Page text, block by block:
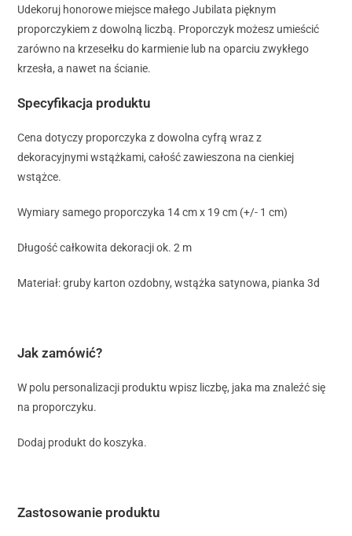
Udekoruj honorowe miejsce małego Jubilata pięknym
proporczykiem z dowolną liczbą. Proporczyk możesz umieścić
zarówno na krzesełku do karmienie lub na oparciu zwykłego
krzesła, a nawet na ścianie.
Specyfikacja produktu
Cena dotyczy proporczyka z dowolna cyfrą wraz z
dekoracyjnymi wstążkami, całość zawieszona na cienkiej
wstążce.
Wymiary samego proporczyka 14 cm x 19 cm (+/- 1 cm)
Długość całkowita dekoracji ok. 2 m
Materiał: gruby karton ozdobny, wstążka satynowa, pianka 3d
Jak zamówić?
W polu personalizacji produktu wpisz liczbę, jaka ma znaleźć się
na proporczyku.
Dodaj produkt do koszyka.
Zastosowanie produktu